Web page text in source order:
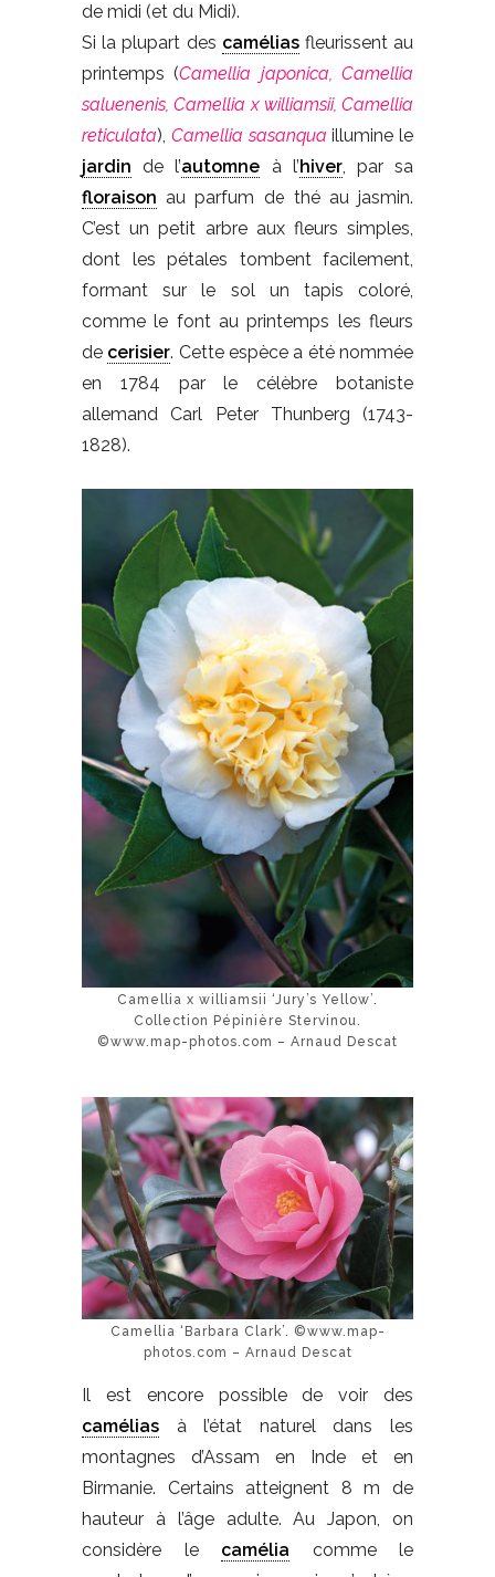
de midi (et du Midi).
Si la plupart des caméliasfleurissent au
printemps (Camellia japonica, Camellia
saluenenis, Camellia x williamsii, Camellia
reticulata), Camellia sasanqua illumine le
jardin de l’automne à l’hiver, par sa
floraison au parfum de thé au jasmin.
C’est un petit arbre aux fleurs simples,
dont les pétales tombent facilement,
formant sur le sol un tapis coloré,
comme le font au printemps les fleurs
de cerisier. Cette espèce a été nommée
en 1784 par le célèbre botaniste
allemand Carl Peter Thunberg (1743-
1828).
Camellia x williamsii ‘Jury’s Yellow’.
Collection Pépinière Stervinou.
©www.map-photos.com – Arnaud Descat
Camellia ‘Barbara Clark’. ©www.map-
photos.com – Arnaud Descat
Il est encore possible de voir des
camélias à l’état naturel dans les
montagnes d’Assam en Inde et en
Birmanie. Certains atteignent 8 m de
hauteur à l’âge adulte. Au Japon, on
considère le camélia comme le